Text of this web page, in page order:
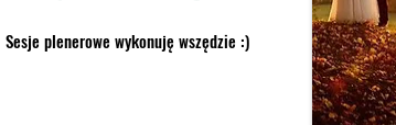
Sesje plenerowe wykonuję wszędzie :)